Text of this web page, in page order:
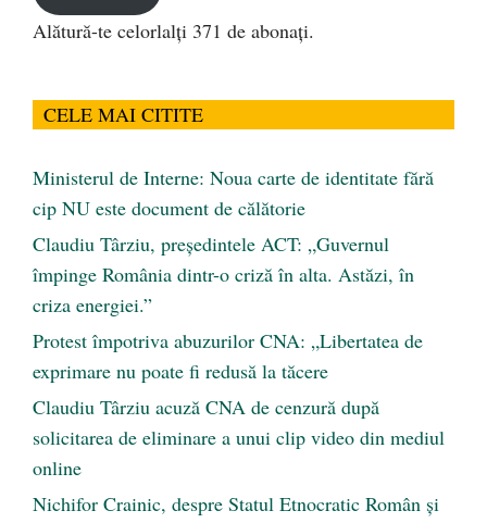
Alătură-te celorlalți 371 de abonați.
CELE MAI CITITE
Ministerul de Interne: Noua carte de identitate fără
cip NU este document de călătorie
Claudiu Târziu, președintele ACT: „Guvernul
împinge România dintr-o criză în alta. Astăzi, în
criza energiei.”
Protest împotriva abuzurilor CNA: „Libertatea de
exprimare nu poate fi redusă la tăcere
Claudiu Târziu acuză CNA de cenzură după
solicitarea de eliminare a unui clip video din mediul
online
Nichifor Crainic, despre Statul Etnocratic Român şi